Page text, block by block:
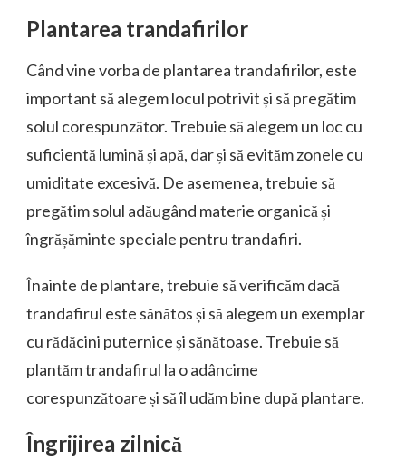
Plantarea trandafirilor
Când vine vorba de plantarea trandafirilor, este
important să alegem locul potrivit și să pregătim
solul corespunzător. Trebuie să alegem un loc cu
suficientă lumină și apă, dar și să evităm zonele cu
umiditate excesivă. De asemenea, trebuie să
pregătim solul adăugând materie organică și
îngrășăminte speciale pentru trandafiri.
Înainte de plantare, trebuie să verificăm dacă
trandafirul este sănătos și să alegem un exemplar
cu rădăcini puternice și sănătoase. Trebuie să
plantăm trandafirul la o adâncime
corespunzătoare și să îl udăm bine după plantare.
Îngrijirea zilnică